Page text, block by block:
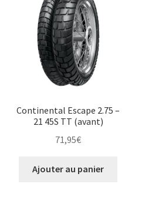
Continental Escape 2.75 –
21 45S TT (avant)
71,95€
Ajouter au panier